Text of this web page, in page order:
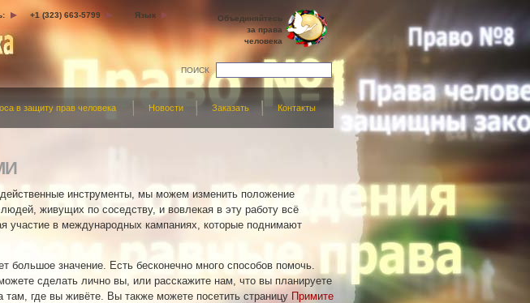
+1 (323) 663-5799 Язык
Объединяйтесь
за права
человека
ПОИСК
в защиту прав человека Новости Заказать Контакты
инструменты, мы можем изменить положение
живущих по соседству, и вовлекая в эту работу всё
участие в международных кампаниях, которые поднимают
большое значение. Есть бесконечно много способов помочь.
сделать лично вы, или расскажите нам, что вы планируете
где вы живёте. Вы также можете посетить страницу Примите